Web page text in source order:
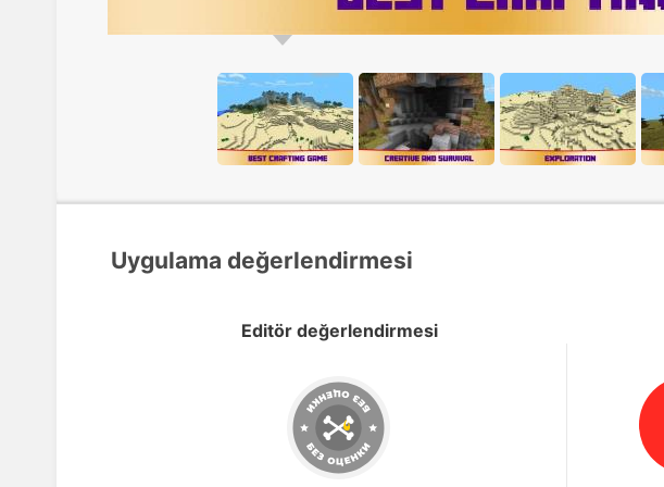
Uygulama değerlendirmesi
Editör değerlendirmesi